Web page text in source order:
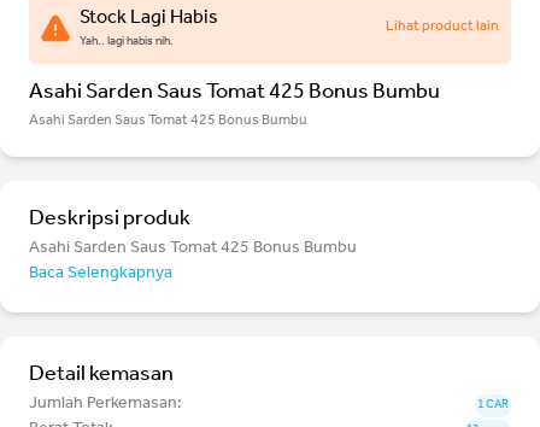
Stock Lagi Habis
Yah.. lagi habis nih.
Lihat product lain
Asahi Sarden Saus Tomat 425 Bonus Bumbu
Asahi Sarden Saus Tomat 425 Bonus Bumbu
Deskripsi produk
Asahi Sarden Saus Tomat 425 Bonus Bumbu
Baca Selengkapnya
Detail kemasan
Jumlah Perkemasan: 1 CAR